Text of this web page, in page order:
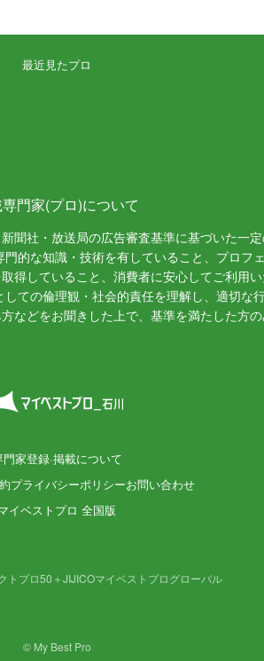
最近見たプロ
門家(プロ)について
聞社・放送局の広告審査基準に基づいた一
的な知識・技術を有していること、プロフ
得していること、消費者に安心してご利用
ての倫理観・社会的責任を理解し、適切な
などをお聞きした上で、基準を満たした方
門家登録·掲載について
プライバシーポリシーお問い合わせ
イベストプロ 全国版
ト プロ50＋JIJICOマイベストプログローバル
© My Best Pro